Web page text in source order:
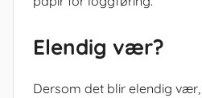
Elendig vær?
Dersom det blir elendig